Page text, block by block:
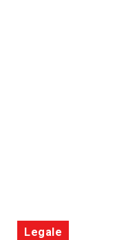
Legale